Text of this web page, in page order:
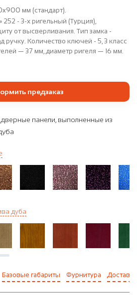
мм (стандарт).
252 - 3-х ригельный (Турция),
от высверливания. Тип замка -
ручку. Количество ключей - 5, 3 класс
— 37 мм, диаметр ригеля — 16 мм.
предзаказ
панели, выполненные из
дуба
Базовые габариты Фурнитура Доставка